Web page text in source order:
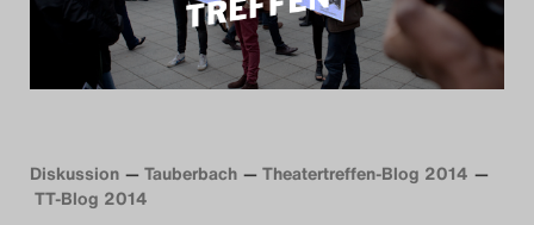
Das Theatertreffen-Blog
2014
Das Theatertreffen-Blog
Diskussion Tauberbach
Theatertreffen-Blog 2014
TT-Blog 2014